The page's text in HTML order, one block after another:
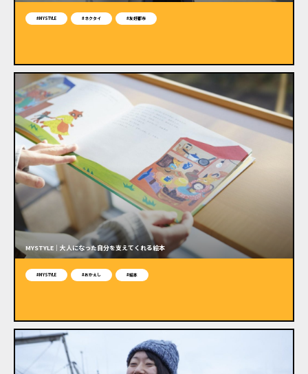
#MYSTYLE #ネクタイ #友好都市
MYSTYLE｜大人になった自分を支えてくれる絵本
#MYSTYLE #おかえし #絵本